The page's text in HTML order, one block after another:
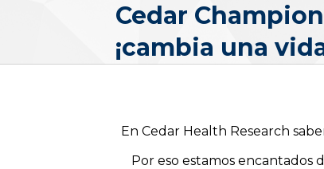
Cedar
¡cambia una
En Cedar Health Research
Por eso estamos